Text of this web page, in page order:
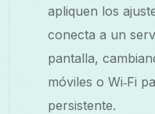
apliquen los
conecta a un
pantalla,
móviles o Wi‑Fi
persistente.